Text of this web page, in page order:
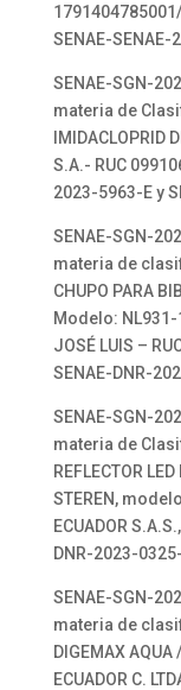
SENAE-SENAE-
SENAE-SGN-
materia de
IMIDACLOPRID
S.A.- RUC
2023-5963-E y
SENAE-SGN-
materia de
CHUPO PARA
Modelo: NL931-
JOSÉ LUIS –
SENAE-DNR-
SENAE-SGN-
materia de
REFLECTOR
STEREN,
ECUADOR
DNR-2023-
SENAE-SGN-
materia de
DIGEMAX
ECUADOR C.